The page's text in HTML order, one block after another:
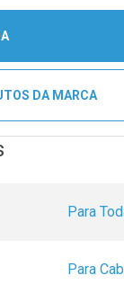
DA MARCA
Para
Para